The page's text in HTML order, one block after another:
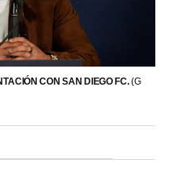
CON SAN DIEGO FC.(G